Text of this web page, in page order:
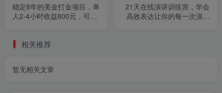
稳定8年的美金打金项目，单
人2-4小时收益800元，可线
21天在线演讲训练营，学会
高效表达让你的每一次演讲
相关推荐
暂无相关文章